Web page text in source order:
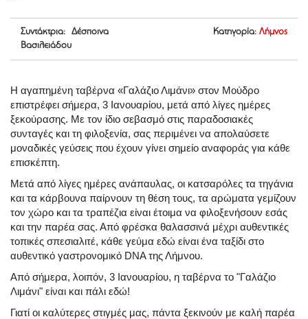
Συντάκτρια: Δέσποινα
Βασιλειάδου
Κατηγορία: Λήμνος
Η αγαπημένη ταβέρνα «Γαλάζιο Λιμάνι» στον Μούδρο
επιστρέφει σήμερα, 3 Ιανουαρίου, μετά από λίγες ημέρες
ξεκούρασης. Με τον ίδιο σεβασμό στις παραδοσιακές
συνταγές και τη φιλοξενία, σας περιμένει να απολαύσετε
μοναδικές γεύσεις που έχουν γίνει σημείο αναφοράς για κάθε
επισκέπτη.
Μετά από λίγες ημέρες ανάπαυλας, οι κατσαρόλες τα τηγάνια
και τα κάρβουνα παίρνουν τη θέση τους, τα αρώματα γεμίζουν
τον χώρο και τα τραπέζια είναι έτοιμα να φιλοξενήσουν εσάς
και την παρέα σας. Από φρέσκα θαλασσινά μέχρι αυθεντικές
τοπικές σπεσιαλιτέ, κάθε γεύμα εδώ είναι ένα ταξίδι στο
αυθεντικό γαστρονομικό DNA της Λήμνου.
Από σήμερα, λοιπόν, 3 Ιανουαρίου, η ταβέρνα το "Γαλάζιο
Λιμάνι" είναι και πάλι εδώ!
Γιατί οι καλύτερες στιγμές μας, πάντα ξεκινούν με καλή παρέα